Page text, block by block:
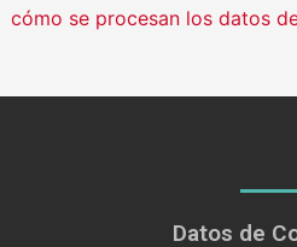
cómo se procesan los datos
Datos de